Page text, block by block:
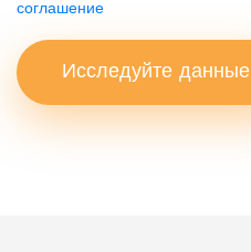
соглашение
Исследуйте данные